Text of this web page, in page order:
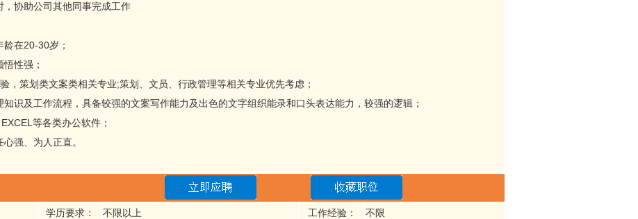
协助公司其他同事完成工作
在20-30岁；
性强；
，策划类文案类相关专业;策划、文员、行政管理等相关专业优先考虑；
识及工作流程，具备较强的文案写作能力及出色的文字组织能录和口头表达能力，较强的逻辑；
等各类办公软件；
强、为人正直。
学历要求： 不限以上 工作经验：
不限